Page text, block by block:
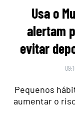
Usa o
alertam
evitar
Pequenos
aumentar o